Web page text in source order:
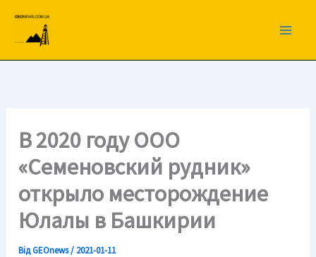
вмісту
В 2020 году ООО
«Семеновский рудник»
открыло месторождение
Юлалы в Башкирии
ВідGEOnews/ 2021-01-11